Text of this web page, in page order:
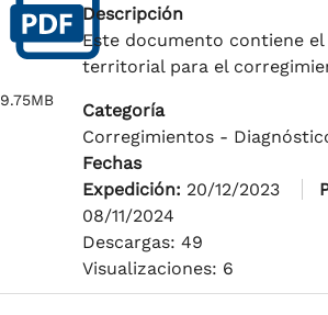
9.75MB
Descripción
Este documento contiene
territorial para el
Categoría
Corregimientos -
Fechas
Expedición: 20/12/2023
08/11/2024
Descargas: 49
Visualizaciones: 6